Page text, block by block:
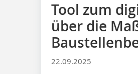
Tool zum
über die
22.09.2025